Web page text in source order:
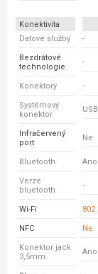
Konektivita
Datové služby
-
Bezdrátové
technologie
-
Konektory -
Systémový
konektor
Infračervený
port
Ne
Bluetooth Ano
Verze
bluetooth
-
Wi-Fi
NFC Ne
Konektor jack
3,5mm
Ano